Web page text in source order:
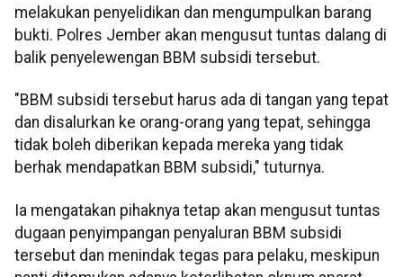
melakukan penyelidikan dan mengumpulkan barang
bukti. Polres Jember akan mengusut tuntas dalang di
balik penyelewengan BBM subsidi tersebut.
"BBM subsidi tersebut harus ada di tangan yang tepat
dan disalurkan ke orang-orang yang tepat, sehingga
tidak boleh diberikan kepada mereka yang tidak
berhak mendapatkan BBM subsidi," tuturnya.
Ia mengatakan pihaknya tetap akan mengusut tuntas
dugaan penyimpangan penyaluran BBM subsidi
tersebut dan menindak tegas para pelaku, meskipun